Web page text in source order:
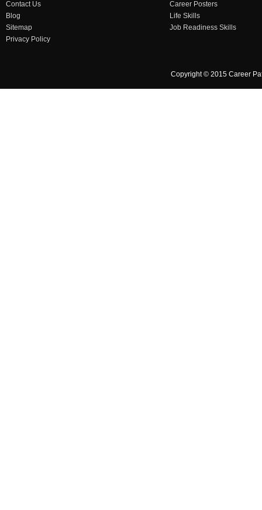
Contact Us
Blog
Sitemap
Privacy Policy
Career Posters
Life Skills
Job Readiness Skills
Copyright © 2015 Career